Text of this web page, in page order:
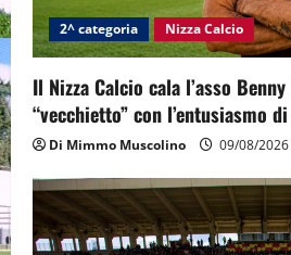
2^ categoria Nizza Calcio
Il Nizza Calcio cala l’asso
“vecchietto” con l’entusiasmo
Di Mimmo Muscolino 09/08/2026